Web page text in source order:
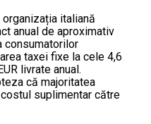
italiană
anual de aproximativ
consumatorilor
taxei fixe la cele 4,6
livrate anual.
că majoritatea
suplimentar către